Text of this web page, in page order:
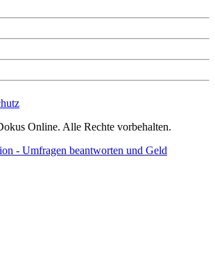
Online. Alle Rechte vorbehalten.